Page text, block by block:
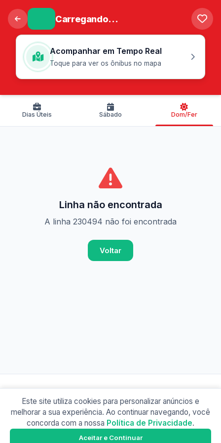
Carregando...
Acompanhar em Tempo Real
Toque para ver os ônibus no mapa
Dias Úteis Sábado Dom/Fer
Linha não encontrada
A linha 230494 não foi encontrada
Voltar
© 2026 Busão BR
Sobre Contato Política de Privacidade
Este site utiliza cookies para personalizar anúncios e
melhorar a sua experiência. Ao continuar navegando, você
concorda com a nossa Política de Privacidade.
Aceitar e Continuar